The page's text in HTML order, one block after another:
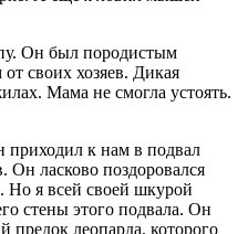
Он был породистым
своих хозяев. Дикая
Мама не смогла устоять.
приходил к нам в подвал
Он ласково поздоровался
Но я всей своей шкурой
стены этого подвала. Он
леопарда, которого